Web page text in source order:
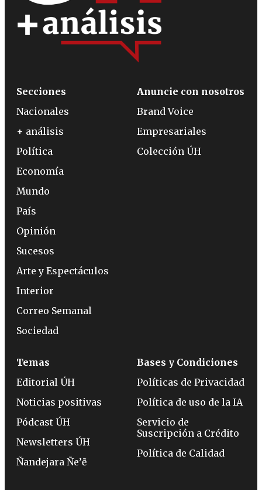
Secciones
Nacionales
+ análisis
Política
Economía
Mundo
País
Opinión
Sucesos
Arte y Espectáculos
Interior
Correo Semanal
Sociedad
Anuncie con nosotros
Brand Voice
Empresariales
Colección ÚH
Temas
Editorial ÚH
Noticias positivas
Pódcast ÚH
Newsletters ÚH
Ñandejara Ñe’ẽ
Bases y Condiciones
Políticas de Privacidad
Política de uso de la IA
Servicio de
Suscripción a Crédito
Política de Calidad